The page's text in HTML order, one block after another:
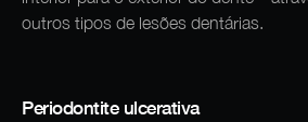
outros tipos de lesões dentárias.
Periodontite ulcerativa